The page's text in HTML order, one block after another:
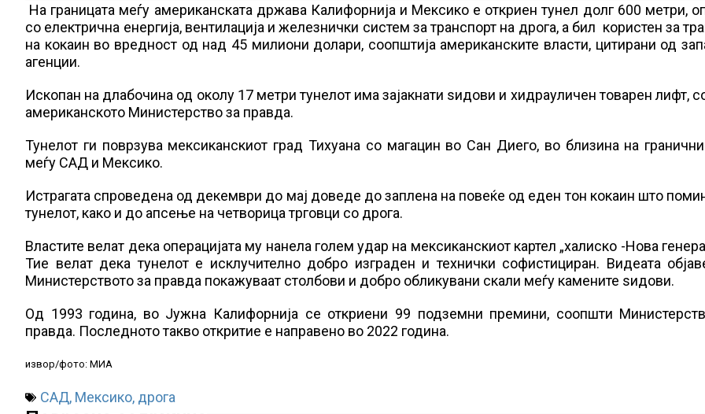
На границата меѓу американската држава Калифорнија и Мексико е откриен тунел долг 600 метри,
со електрична енергија, вентилација и железнички систем за транспорт на дрога, а бил користен за
на кокаин во вредност од над 45 милиони долари, соопштија американските власти, цитирани од
агенции.
Ископан на длабочина од околу 17 метри тунелот има зајакнати ѕидови и хидрауличен товарен лифт,
американското Министерство за правда.
Тунелот ги поврзува мексиканскиот град Тихуана со магацин во Сан Диего, во близина на
меѓу САД и Мексико.
Истрагата спроведена од декември до мај доведе до заплена на повеќе од еден тон кокаин што
тунелот, како и до апсење на четворица трговци со дрога.
Властите велат дека операцијата му нанела голем удар на мексиканскиот картел „халиско -Нова
Тие велат дека тунелот е исклучително добро изграден и технички софистициран. Видеата
Министерството за правда покажуваат столбови и добро обликувани скали меѓу камените ѕидови.
Од 1993 година, во Јужна Калифорнија се откриени 99 подземни премини, соопшти
правда. Последното такво откритие е направено во 2022 година.
извор/фото: МИА
САД, Мексико, дрога